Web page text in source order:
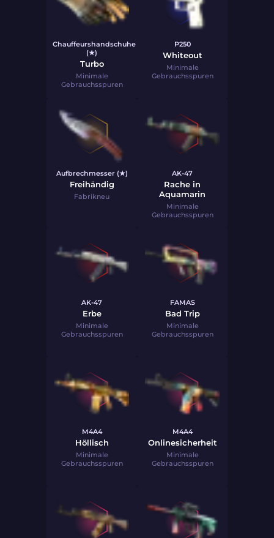
Chauffeurshandschuhe
(★)
Turbo
Minimale
Gebrauchsspuren
P250
Whiteout
Minimale
Gebrauchsspuren
Aufbrechmesser (★)
Freihändig
Fabrikneu
AK-47
Rache in
Aquamarin
Minimale
Gebrauchsspuren
AK-47
Erbe
Minimale
Gebrauchsspuren
FAMAS
Bad Trip
Minimale
Gebrauchsspuren
M4A4
Höllisch
Minimale
Gebrauchsspuren
M4A4
Onlinesicherheit
Minimale
Gebrauchsspuren